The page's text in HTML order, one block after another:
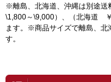
※離島、北海道、沖縄は別途送
\1,800～\9,000）、（北海道
ます。※商品サイズで離島、北
す。